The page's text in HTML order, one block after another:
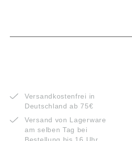
Versandkostenfrei in
Deutschland ab 75€
Versand von Lagerware
am selben Tag bei